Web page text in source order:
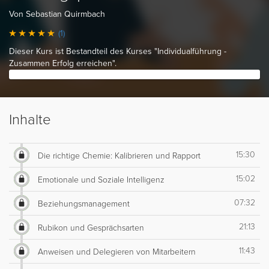
Von Sebastian Quirmbach
(1)
Dieser Kurs ist Bestandteil des Kurses "Individualführung -
Zusammen Erfolg erreichen".
Inhalte
Die richtige Chemie: Kalibrieren und Rapport 15:30
Emotionale und Soziale Intelligenz 15:02
Beziehungsmanagement 07:32
Rubikon und Gesprächsarten 21:13
Anweisen und Delegieren von Mitarbeitern 11:43